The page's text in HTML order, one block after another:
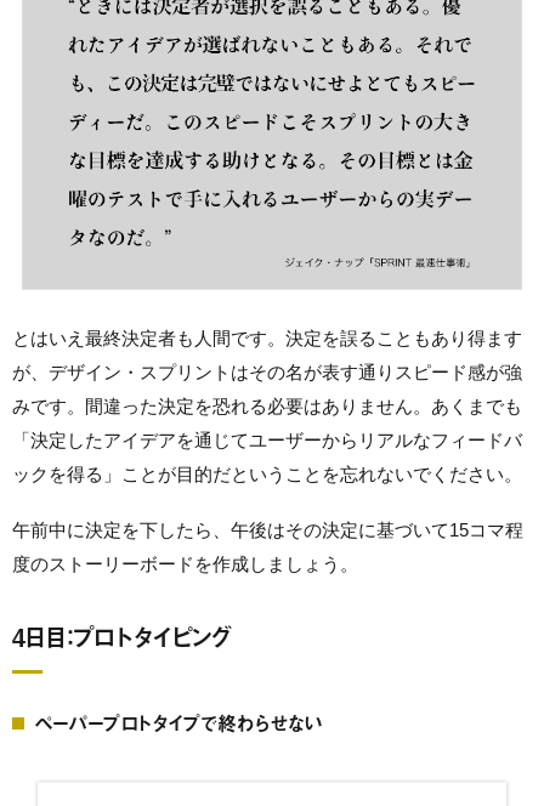
とはいえ最終決定者も人間です。決定を誤ることもあり得ます
が、デザイン・スプリントはその名が表す通りスピード感が強
みです。間違った決定を恐れる必要はありません。あくまでも
「決定したアイデアを通じてユーザーからリアルなフィードバ
ックを得る」ことが目的だということを忘れないでください。
午前中に決定を下したら、午後はその決定に基づいて15コマ程
度のストーリーボードを作成しましょう。
4日目：プロトタイピング
ペーパープロトタイプで終わらせない